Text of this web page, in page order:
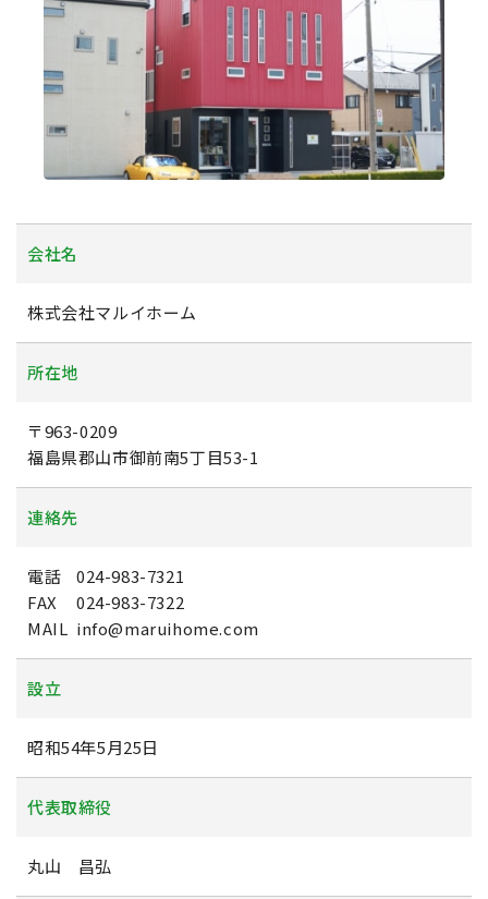
会社名
株式会社マルイホーム
所在地
〒963-0209
福島県郡山市御前南5丁目53-1
連絡先
電話
024-983-7321
FAX
024-983-7322
MAIL info@maruihome.com
設立
昭和54年5月25日
代表取締役
丸山 昌弘